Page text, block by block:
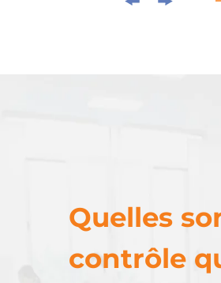
Quelles
contrôle